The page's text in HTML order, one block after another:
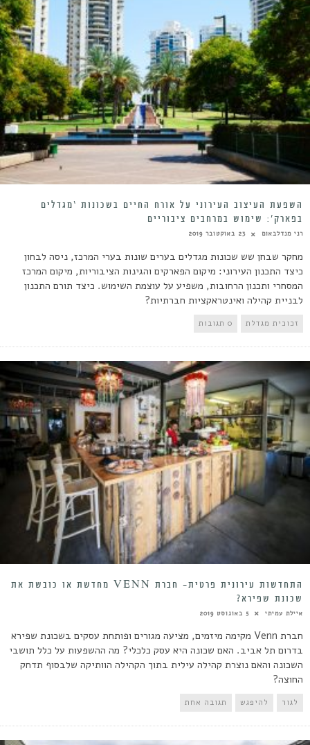
השפעת העיצוב העירוני על אורח החיים בשכונות ‘מגדלים
בפארק’: שימוש במרחבים ציבוריים
רני מנדלבאום 23 באוקטובר 2019
מחקר שבחן שש שכונות מגדלים בערים שונות בערי המרכז, ניסה לבחון
כיצד התכנון העירוני: מיקום הפארקים והגינות הציבוריות, מיקום המרכז
המסחרי ותכנון הרחובות, משפיע על עוצמת השימוש. כיצד תורם התכנון
לבניית קהילה ואינטראקציות חברתיות?
זכוכית מגדלת 0 תגובות
התחדשות עירונית פרטית- חברת VENN מחדשת או כובשת את
שכונת שפירא?
איילת עמיתי 5 באוגוסט 2019
חברת Venn מקימה מיזמים, מציעה מגורים ופותחת עסקים בשכונת שפירא
בדרום תל אביב. האם שכונה היא עסק כלכלי? מה ההשפעות על כלל תושבי
השכונה והאם נוצרת קהילה עילית בתוך הקהילה הוותיקה שלבסוף תדחק
החוצה?
לגור להיפגש תגובה אחת